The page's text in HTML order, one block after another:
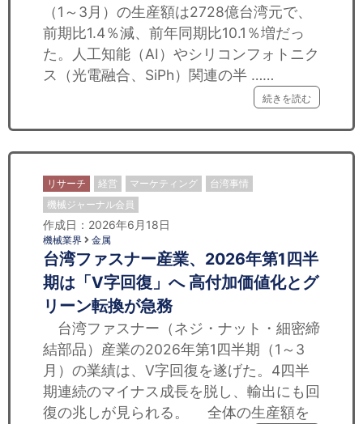
（1～3月）の生産額は2728億台湾元で、
前期比1.4％減、前年同期比10.1％増だっ
た。人工知能（AI）やシリコンフォトニク
ス（光電融合、SiPh）関連の半 ……
続きを読む
リサーチ 経営 マーケティング
台湾事情
機械ジャーナル会員
作成日：2026年6月18日
機械業界 金属
台湾ファスナー産業、2026年第1四半
期は「V字回復」へ 高付加価値化とグ
リーン転換が急務
台湾ファスナー（ネジ・ナット・細密締
結部品）産業の2026年第1四半期（1～3
月）の業績は、V字回復を遂げた。4四半
期連続のマイナス成長を脱し、輸出にも回
復の兆しが見られる。 全体の生産額を